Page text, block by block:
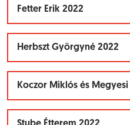
Fetter Erik 2022
Herbszt Györgyné 2022
Koczor Miklós és